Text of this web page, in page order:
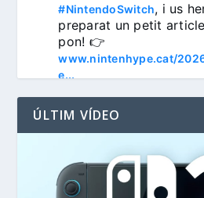
#NintendoSwitch, i us
preparat un petit
www.nintenhype.cat/
e...
ÚLTIM VÍDEO